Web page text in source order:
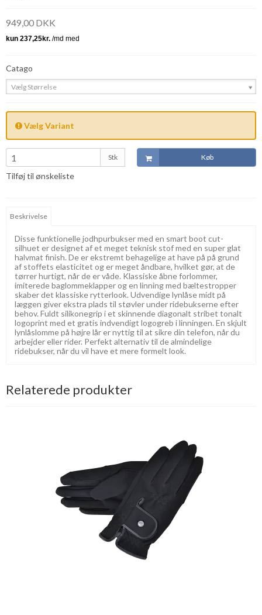
949,00 DKK
Catago
Vælg Størrelse
Vælg Variant
Stk Køb
Tilføj til ønskeliste
Beskrivelse
Disse funktionelle jodhpurbukser med en smart boot cut-
silhuet er designet af et meget teknisk stof med en super glat
halvmat finish. De er ekstremt behagelige at have på på grund
af stoffets elasticitet og er meget åndbare, hvilket gør, at de
tørrer hurtigt, når de er våde. Klassiske åbne forlommer,
imiterede baglommeklapper og en linning med bæltestropper
skaber det klassiske rytterlook. Udvendige lynlåse midt på
læggen giver ekstra plads til støvler under ridebukserne efter
behov. Fuldt silikonegrip i et skinnende diagonalt stribet tonalt
logoprint med et gratis indvendigt logogreb i linningen. En skjult
lynlåslomme på højre lår er nyttig til at sikre din telefon, når du
arbejder eller rider. Perfekt alternativ til de almindelige
ridebukser, når du vil have et mere formelt look.
Relaterede produkter